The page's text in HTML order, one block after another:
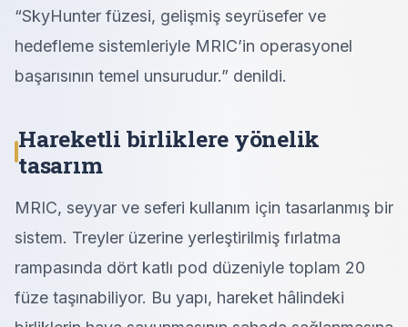
“SkyHunter füzesi, gelişmiş seyrüsefer ve
hedefleme sistemleriyle MRIC’in operasyonel
başarısının temel unsurudur.” denildi.
Hareketli birliklere yönelik
tasarım
MRIC, seyyar ve seferi kullanım için tasarlanmış bir
sistem. Treyler üzerine yerleştirilmiş fırlatma
rampasında dört katlı pod düzeniyle toplam 20
füze taşınabiliyor. Bu yapı, hareket hâlindeki